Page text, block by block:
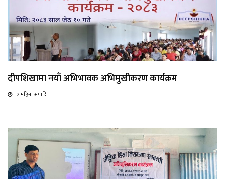
दीपशिखामा नयाँ अभिभावक अभिमुखीकरण कार्यक्रम
2 महिना अगाडि